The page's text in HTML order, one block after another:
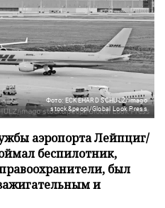
Фото: ECKEHARD SCHULZ/imago
stock&peopl/Global Look Press
аэропорта Лейпциг/
беспилотник,
был
и